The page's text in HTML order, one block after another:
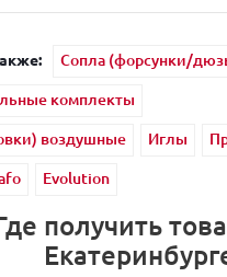
Сопла (форсунки/
комплекты
воздушные
Иглы
Evolution
получить